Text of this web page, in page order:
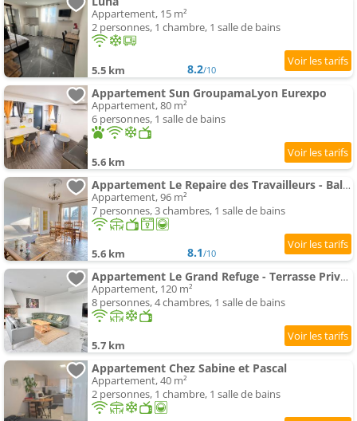
Appartement, 15 m²
2 personnes, 1 chambre, 1 salle de bains
5.5 km 8.2/10
Appartement Sun GroupamaLyon Eurexpo
Appartement, 80 m²
6 personnes, 1 salle de bains
5.6 km
Appartement Le Repaire des Travailleurs - Balcon Privé - Jonage
Appartement, 96 m²
7 personnes, 3 chambres, 1 salle de bains
5.6 km 8.1/10
Appartement Le Grand Refuge - Terrasse Privée - Jonage
Appartement, 120 m²
8 personnes, 4 chambres, 1 salle de bains
5.7 km
Appartement Chez Sabine et Pascal
Appartement, 40 m²
2 personnes, 1 chambre, 1 salle de bains